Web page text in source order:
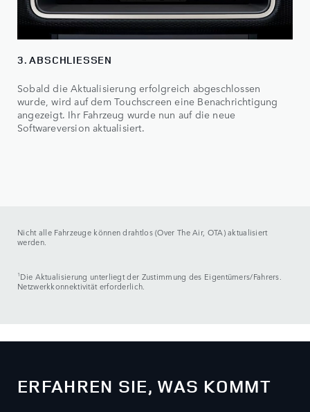
3. ABSCHLIESSEN
Sobald die Aktualisierung erfolgreich abgeschlossen
wurde, wird auf dem Touchscreen eine Benachrichtigung
angezeigt. Ihr Fahrzeug wurde nun auf die neue
Softwareversion aktualisiert.
Nicht alle Fahrzeuge können drahtlos (Over The Air, OTA) aktualisiert
werden.
1 Die Aktualisierung unterliegt der Zustimmung des Eigentümers/Fahrers.
Netzwerkkonnektivität erforderlich.
ERFAHREN SIE, WAS KOMMT